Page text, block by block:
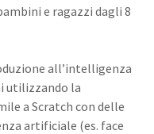
e ragazzi dagli 8
all’intelligenza
utilizzando la
a Scratch con delle
artificiale (es. face